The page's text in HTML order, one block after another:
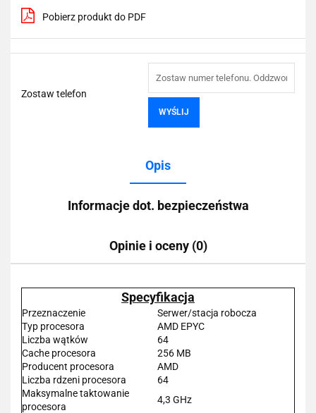
Pobierz produkt do PDF
Zostaw telefon
WYŚLIJ
Opis
Informacje dot. bezpieczeństwa
Opinie i oceny (0)
Specyfikacja
Przeznaczenie
Serwer/stacja robocza
Typ procesora
AMD EPYC
Liczba wątków
64
Cache procesora
256 MB
Producent procesora
AMD
Liczba rdzeni procesora
64
Maksymalne taktowanie
procesora
4,3 GHz